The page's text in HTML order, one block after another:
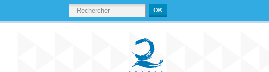
RECHERCHER